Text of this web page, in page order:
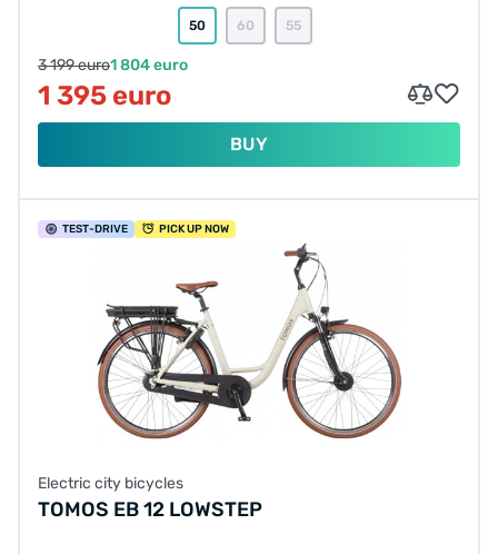
50 60 55
3 199 euro1 804 euro
1 395 euro
BUY
TEST-DRIVE PICK UP NOW
Electric city bicycles
TOMOS EB 12 LOWSTEP